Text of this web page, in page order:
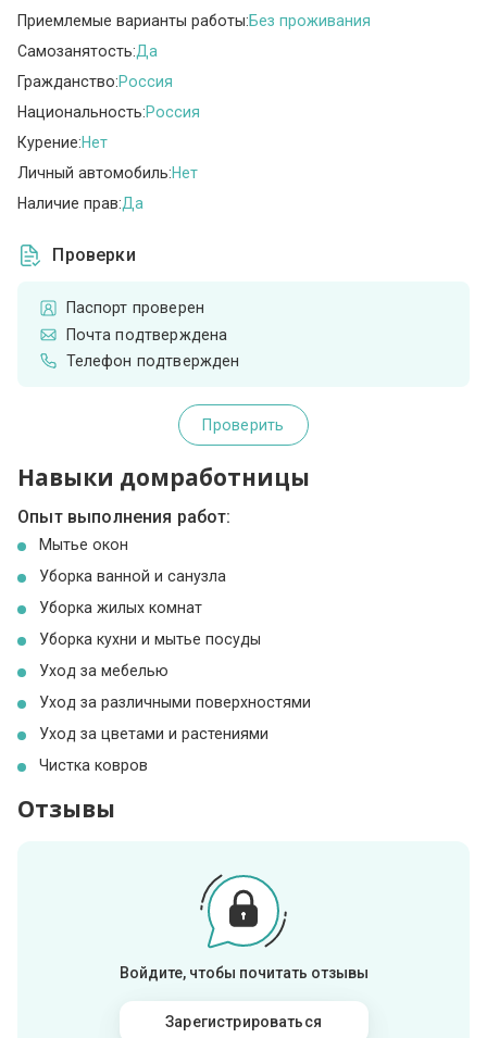
Приемлемые варианты работы:Без проживания
Самозанятость:Да
Гражданство:Россия
Национальность:Россия
Курение:Нет
Личный автомобиль:Нет
Наличие прав:Да
Проверки
Паспорт проверен
Почта подтверждена
Телефон подтвержден
Проверить
Навыки домработницы
Опыт выполнения работ:
Мытье окон
Уборка ванной и санузла
Уборка жилых комнат
Уборка кухни и мытье посуды
Уход за мебелью
Уход за различными поверхностями
Уход за цветами и растениями
Чистка ковров
Отзывы
Войдите, чтобы почитать отзывы
Зарегистрироваться